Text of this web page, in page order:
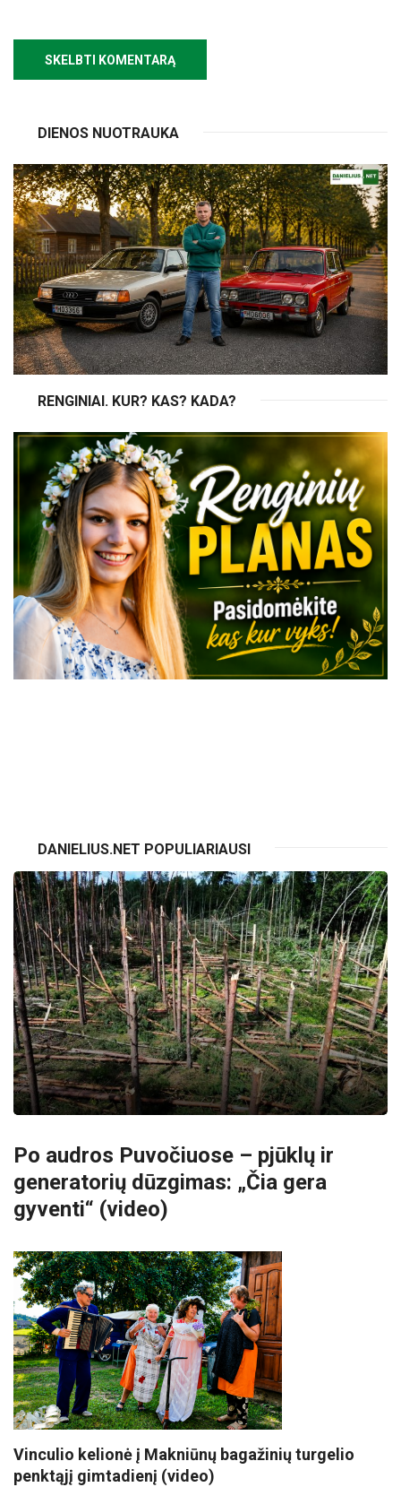
DIENOS NUOTRAUKA
RENGINIAI. KUR? KAS? KADA?
DANIELIUS.NET POPULIARIAUSI
Po audros Puvočiuose – pjūklų ir
generatorių dūzgimas: „Čia gera
gyventi“ (video)
Vinculio kelionė į Makniūnų bagažinių turgelio
penktąjį gimtadienį (video)